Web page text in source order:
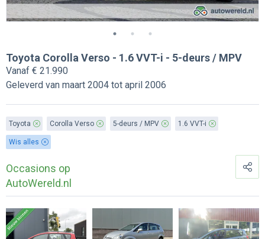
Toyota Corolla Verso - 1.6 VVT-i - 5-deurs / MPV
Vanaf € 21.990
Geleverd van maart 2004 tot april 2006
Toyota Corolla Verso 5-deurs / MPV 1.6 VVT-i
Wis alles
Occasions op
AutoWereld.nl